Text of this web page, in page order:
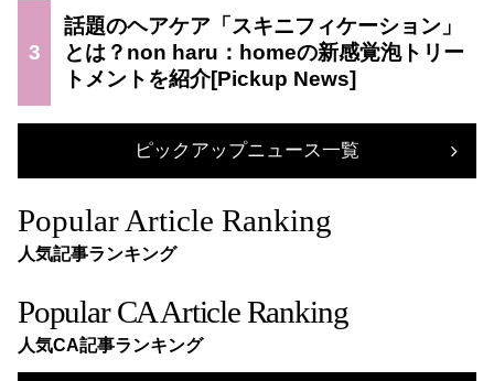
3
話題のヘアケア「スキニフィケーション」
とは？non haru：homeの新感覚泡トリー
トメントを紹介
ピックアップニュース一覧
Popular Article Ranking
人気記事ランキング
Popular CA Article Ranking
人気CA記事ランキング